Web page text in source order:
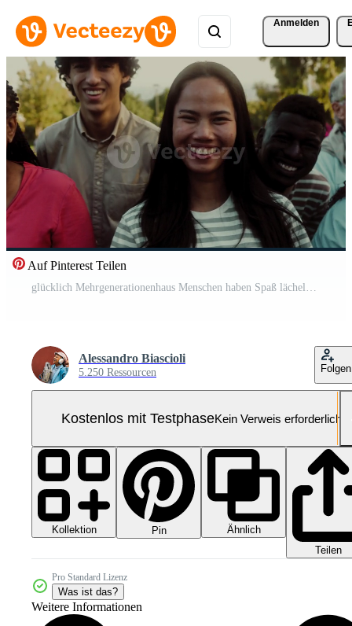
Anmelden
Auf Pinterest Teilen
glücklich Mehrgenerationenhaus Menschen haben Spaß lächelnd in das Kamera Pro Video
Alessandro Biascioli
5.250 Ressourcen Folgen
Kostenlos mit TestphaseKein Verweis erforderlich
Kollektion Pin
Ähnlich
Teilen
Pro Standard Lizenz
Was ist das?
Weitere Informationen